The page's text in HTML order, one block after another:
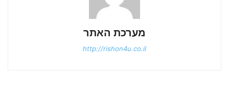
מערכת האתר
http://rishon4u.co.il